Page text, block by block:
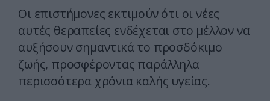
Οι επιστήμονες εκτιμούν ότι οι νέες
αυτές θεραπείες ενδέχεται στο μέλλον να
αυξήσουν σημαντικά το προσδόκιμο
ζωής, προσφέροντας παράλληλα
περισσότερα χρόνια καλής υγείας.